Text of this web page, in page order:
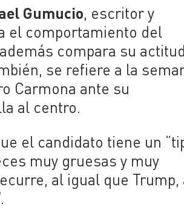
Gumucio, escritor y
el comportamiento del
compara su
se refiere a la
Carmona ante su
al centro.
el candidato tiene un
muy gruesas y muy
al igual que Trump,